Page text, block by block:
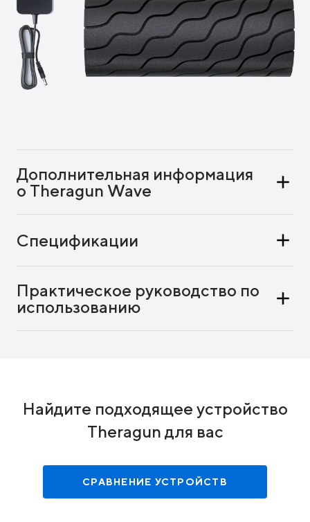
Дополнительная информация
о Theragun Wave
Спецификации
Практическое руководство по
использованию
Найдите подходящее устройство
Theragun для вас
СРАВНЕНИЕ УСТРОЙСТВ